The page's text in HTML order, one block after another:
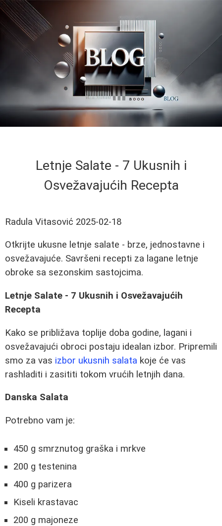
Letnje Salate - 7 Ukusnih i
Osvežavajućih Recepta
Radula Vitasović 2025-02-18
Otkrijte ukusne letnje salate - brze, jednostavne i
osvežavajuće. Savršeni recepti za lagane letnje
obroke sa sezonskim sastojcima.
Letnje Salate - 7 Ukusnih i Osvežavajućih
Recepta
Kako se približava toplije doba godine, lagani i
osvežavajući obroci postaju idealan izbor. Pripremili
smo za vas izbor ukusnih salata koje će vas
rashladiti i zasititi tokom vrućih letnjih dana.
Danska Salata
Potrebno vam je:
450 g smrznutog graška i mrkve
200 g testenina
400 g parizera
Kiseli krastavac
200 g majoneze